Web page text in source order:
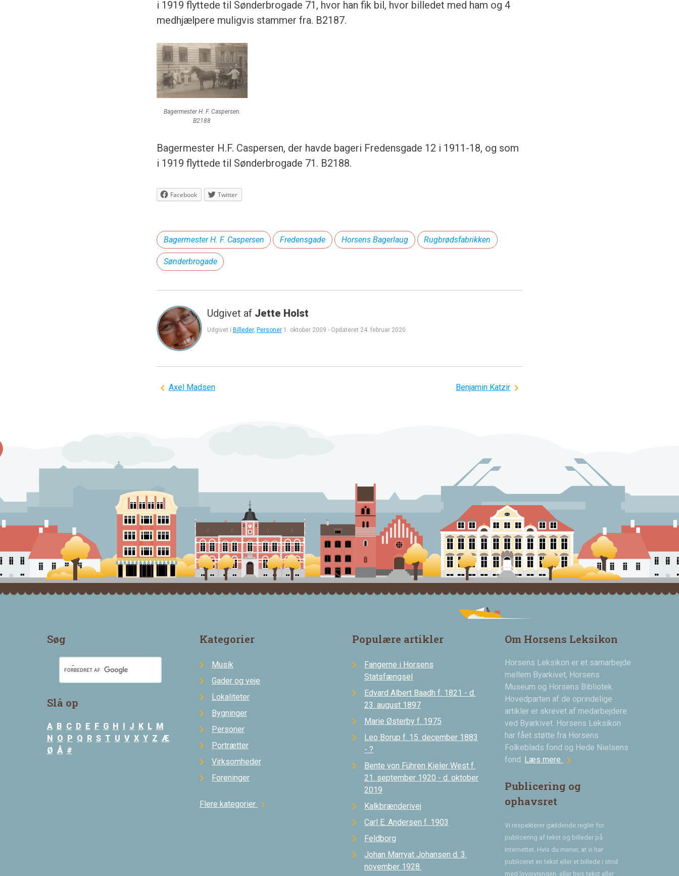
i 1919 flyttede til Sønderbrogade 71, hvor han fik bil, hvor billedet med ham og 4
medhjælpere muligvis stammer fra. B2187.
Bagermester H. F. Caspersen.
B2188
Bagermester H.F. Caspersen, der havde bageri Fredensgade 12 i 1911-18, og som
i 1919 flyttede til Sønderbrogade 71. B2188.
Facebook Twitter
Bagermester H. F. Caspersen Fredensgade Horsens Bagerlaug Rugbrødsfabrikken
Sønderbrogade
Udgivet af Jette Holst
Udgivet i Billeder, Personer 1. oktober 2009 - Opdateret 24. februar 2020
Indlægsnavigation
Axel Madsen Benjamin Katzir
Søg
Slå op
A B C D E F G H I J K L M
N O P Q R S T U V X Y Z Æ
Ø Å #
Kategorier
Musik
Gader og veje
Lokaliteter
Bygninger
Personer
Portrætter
Virksomheder
Foreninger
Flere kategorier chevron_right
Populære artikler
Fangerne i Horsens
Statsfængsel
Edvard Albert Baadh f. 1821 - d.
23. august 1897
Marie Østerby f. 1975
Leo Borup f. 15. december 1883
- ?
Bente von Führen Kieler West f.
21. september 1920 - d. oktober
2019
Kalkbrænderivej
Carl E. Andersen f. 1903
Feldborg
Johan Marryat Johansen d. 3.
november 1928.
Om Horsens Leksikon
Horsens Leksikon er et samarbejde
mellem Byarkivet, Horsens
Museum og Horsens Bibliotek.
Hovedparten af de oprindelige
artikler er skrevet af medarbejdere
ved Byarkivet. Horsens Leksikon
har fået støtte fra Horsens
Folkeblads fond og Hede Nielsens
fond. Læs mere chevron_right
Publicering og
ophavsret
Vi respekterer gældende regler for
publicering af tekst og billeder på
Internettet. Hvis du mener, at vi har
publiceret en tekst eller et billede i strid
med lovgivningen, eller hvis tekst eller